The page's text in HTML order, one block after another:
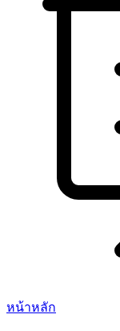
หน้าหลัก